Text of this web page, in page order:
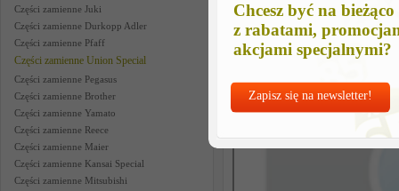
Chcesz być na bieżąco
z rabatami,
akcjami specjalnymi?
Zapisz się na newsletter!
Części zamienne Juki
Części zamienne Durkopp Adler
Części zamienne Pfaff
Części zamienne Union Special
Części zamienne Pegasus
Części zamienne Brother
Części zamienne Yamato
Części zamienne Reece
Części zamienne Maier
Części zamienne Kansai Special
Części zamienne Mitsubishi